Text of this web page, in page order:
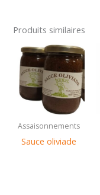
Produits similaires
Assaisonnements
Sauce oliviade